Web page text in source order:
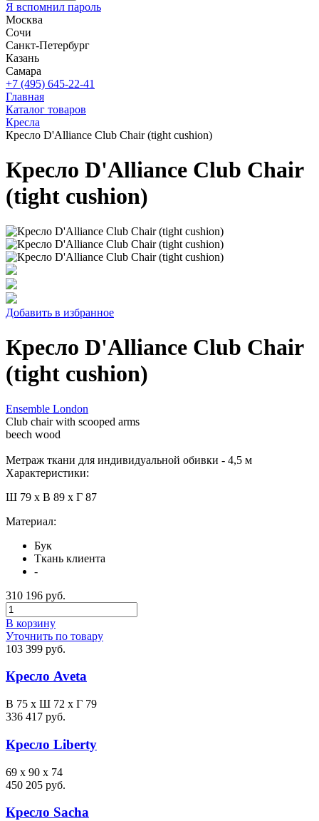
Я вспомнил пароль
Москва
Сочи
Санкт-Петербург
Казань
Самара
+7 (495) 645-22-41
Главная
Каталог товаров
Кресла
Кресло D'Alliance Club Chair (tight cushion)
Кресло D'Alliance Club Chair
(tight cushion)
Добавить в избранное
Кресло D'Alliance Club Chair
(tight cushion)
Ensemble London
Club chair with scooped arms
beech wood
Метраж ткани для индивидуальной обивки - 4,5 м
Характеристики:
Ш 79 x В 89 x Г 87
Материал:
Бук
Ткань клиента
-
310 196 руб.
В корзину
Уточнить по товару
103 399 руб.
Кресло Aveta
В 75 х Ш 72 х Г 79
336 417 руб.
Кресло Liberty
69 x 90 x 74
450 205 руб.
Кресло Sacha